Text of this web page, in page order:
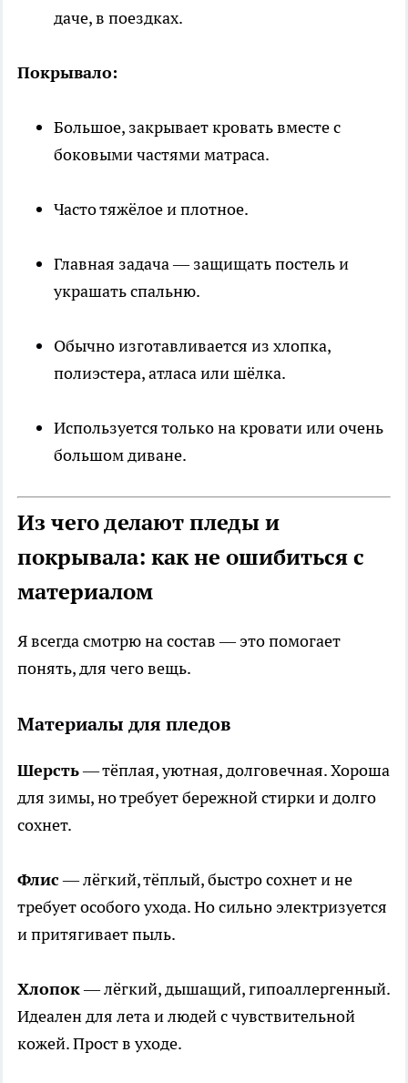
даче, в поездках.
Покрывало:
Большое, закрывает кровать вместе с
боковыми частями матраса.
Часто тяжёлое и плотное.
Главная задача — защищать постель и
украшать спальню.
Обычно изготавливается из хлопка,
полиэстера, атласа или шёлка.
Используется только на кровати или очень
большом диване.
Из чего делают пледы и
покрывала: как не ошибиться с
материалом
Я всегда смотрю на состав — это помогает
понять, для чего вещь.
Материалы для пледов
Шерсть— тёплая, уютная, долговечная. Хороша
для зимы, но требует бережной стирки и долго
сохнет.
Флис— лёгкий, тёплый, быстро сохнет и не
требует особого ухода. Но сильно электризуется
и притягивает пыль.
Хлопок— лёгкий, дышащий, гипоаллергенный.
Идеален для лета и людей с чувствительной
кожей. Прост в уходе.